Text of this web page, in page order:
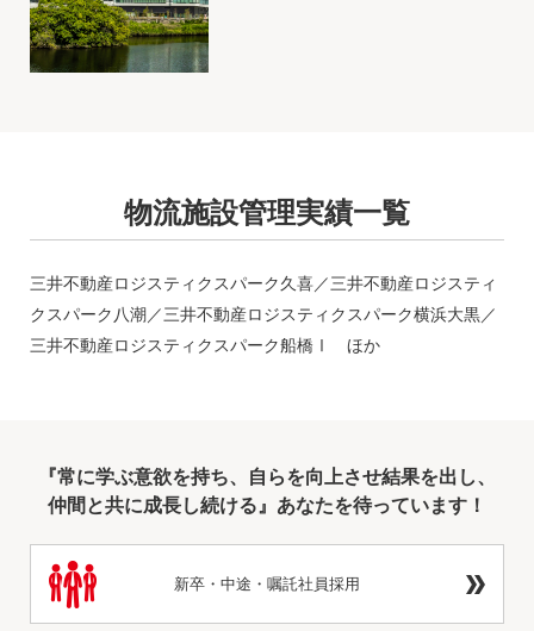
物流施設管理実績一覧
三井不動産ロジスティクスパーク久喜／三井不動産ロジスティ
クスパーク八潮／三井不動産ロジスティクスパーク横浜大黒／
三井不動産ロジスティクスパーク船橋Ⅰ ほか
『常に学ぶ意欲を持ち、自らを向上させ結果を出し、
仲間と共に成長し続ける』あなたを待っています！
新卒・中途・嘱託社員採用